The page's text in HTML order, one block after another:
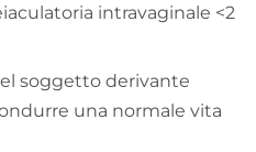
intravaginale <2
soggetto derivante
una normale vita